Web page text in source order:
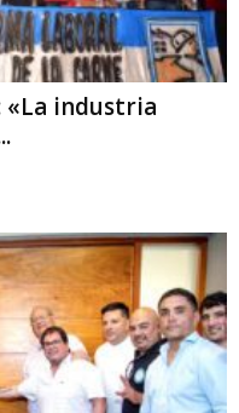
«La industria